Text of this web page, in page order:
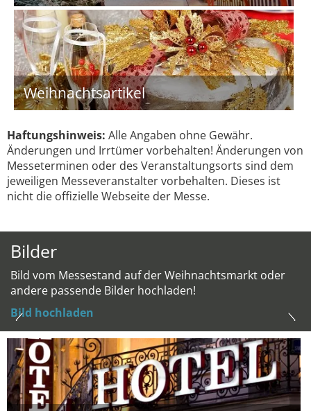
Weihnachtsartikel
Haftungshinweis: Alle Angaben ohne Gewähr.
Änderungen und Irrtümer vorbehalten! Änderungen von
Messeterminen oder des Veranstaltungsorts sind dem
jeweiligen Messeveranstalter vorbehalten. Dieses ist
nicht die offizielle Webseite der Messe.
Bilder
Bild vom Messestand auf der Weihnachtsmarkt oder
andere passende Bilder hochladen!
Bild hochladen